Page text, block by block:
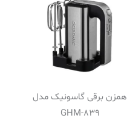
همزن برقی گاسونیک مدل
GHM-839